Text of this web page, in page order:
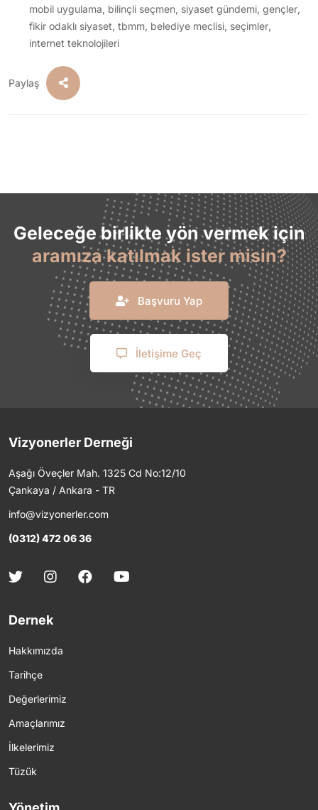
mobil uygulama, bilinçli seçmen, siyaset gündemi, gençler,
fikir odaklı siyaset, tbmm, belediye meclisi, seçimler,
internet teknolojileri
Paylaş
Geleceğe birlikte yön vermek için
aramıza katılmak ister misin?
Başvuru Yap
İletişime Geç
Vizyonerler Derneği
Aşağı Öveçler Mah. 1325 Cd No:12/10
Çankaya / Ankara - TR
info@vizyonerler.com
(0312) 472 06 36
Dernek
Hakkımızda
Tarihçe
Değerlerimiz
Amaçlarımız
İlkelerimiz
Tüzük